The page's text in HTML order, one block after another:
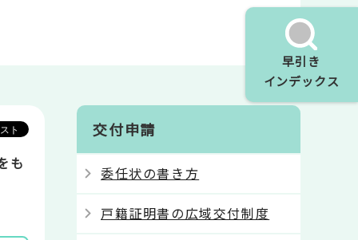
早引き
インデックス
も
交付申請
委任状の書き方
戸籍証明書の広域交付制度